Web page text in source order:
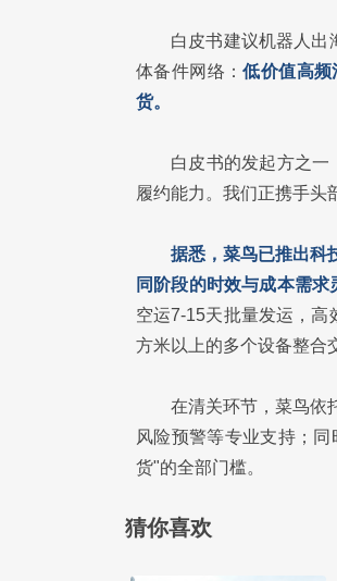
白皮书建议机器人出
体备件网络：低价值高频
货。
白皮书的发起方之一
履约能力。我们正携手头
据悉，菜鸟已推出科
同阶段的时效与成本需求
空运7-15天批量发运，
方米以上的多个设备整合
在清关环节，菜鸟依
风险预警等专业支持；
货"的全部门槛。
猜你喜欢